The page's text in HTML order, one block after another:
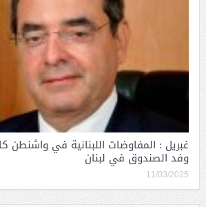
غبريل : المفاوضات اللبنانية في واشنطن
وفد الصندوق في لبنان
11/03/2025